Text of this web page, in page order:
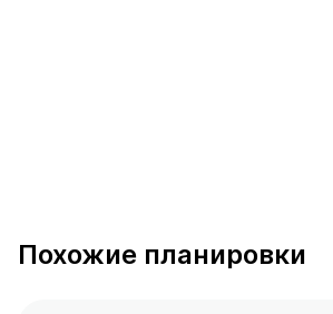
Похожие планировки